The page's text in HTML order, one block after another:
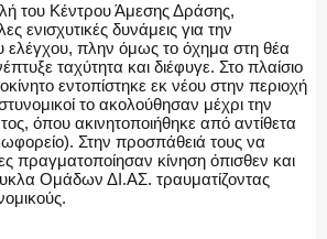
του Κέντρου Άμεσης Δράσης,
ενισχυτικές δυνάμεις για την
ελέγχου, πλην όμως το όχημα στη θέα
ταχύτητα και διέφυγε. Στο πλαίσιο
εντοπίστηκε εκ νέου στην περιοχή
το ακολούθησαν μέχρι την
όπου ακινητοποιήθηκε από αντίθετα
Στην προσπάθειά τους να
πραγματοποίησαν κίνηση όπισθεν και
Ομάδων ΔΙ.ΑΣ. τραυματίζοντας